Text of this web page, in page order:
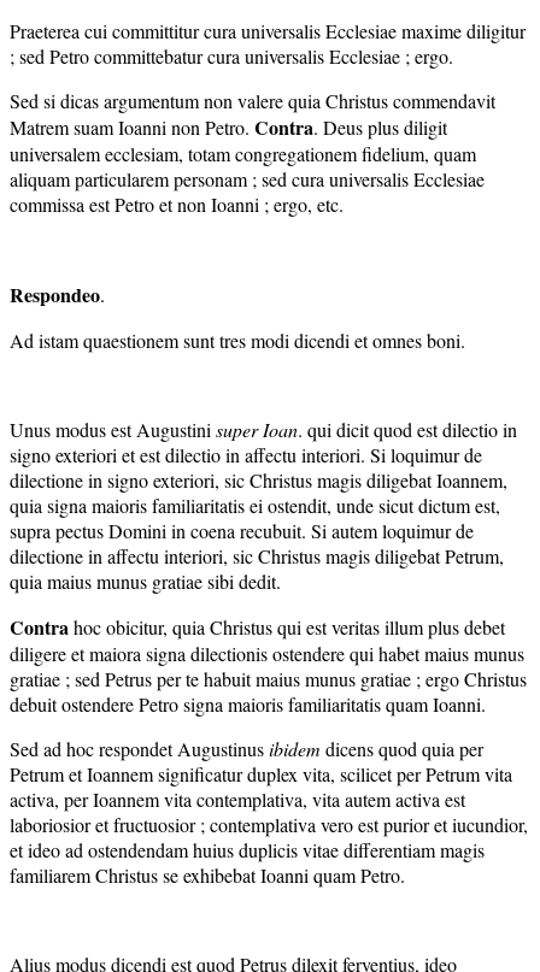
Praeterea cui committitur cura universalis Ecclesiae maxime diligitur
; sed Petro committebatur cura universalis Ecclesiae ; ergo.
Sed si dicas argumentum non valere quia Christus commendavit
Matrem suam Ioanni non Petro. Contra. Deus plus diligit
universalem ecclesiam, totam congregationem fidelium, quam
aliquam particularem personam ; sed cura universalis Ecclesiae
commissa est Petro et non Ioanni ; ergo, etc.
Respondeo.
Ad istam quaestionem sunt tres modi dicendi et omnes boni.
Unus modus est Augustini super Ioan. qui dicit quod est dilectio in
signo exteriori et est dilectio in affectu interiori. Si loquimur de
dilectione in signo exteriori, sic Christus magis diligebat Ioannem,
quia signa maioris familiaritatis ei ostendit, unde sicut dictum est,
supra pectus Domini in coena recubuit. Si autem loquimur de
dilectione in affectu interiori, sic Christus magis diligebat Petrum,
quia maius munus gratiae sibi dedit.
Contrahoc obicitur, quia Christus qui est veritas illum plus debet
diligere et maiora signa dilectionis ostendere qui habet maius munus
gratiae ; sed Petrus per te habuit maius munus gratiae ; ergo Christus
debuit ostendere Petro signa maioris familiaritatis quam Ioanni.
Sed ad hoc respondet Augustinusibidem dicens quod quia per
Petrum et Ioannem significatur duplex vita, scilicet per Petrum vita
activa, per Ioannem vita contemplativa, vita autem activa est
laboriosior et fructuosior ; contemplativa vero est purior et iucundior,
et ideo ad ostendendam huius duplicis vitae differentiam magis
familiarem Christus se exhibebat Ioanni quam Petro.
Alius modus dicendi est quod Petrus dilexit ferventius, ideo